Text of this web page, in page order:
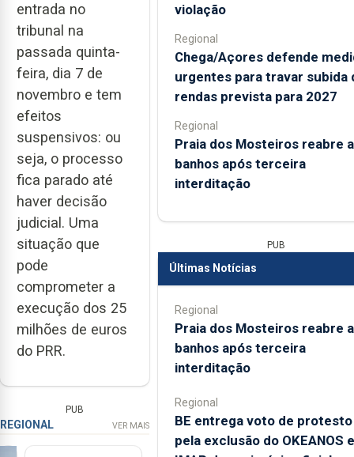
entrada no
tribunal na
passada quinta-
feira, dia 7 de
novembro e tem
efeitos
suspensivos: ou
seja, o processo
fica parado até
haver decisão
judicial. Uma
situação que
pode
comprometer a
execução dos 25
milhões de euros
do PRR.
PUB
REGIONAL VER MAIS
violação
Regional
Chega/Açores defende
urgentes para travar subida
rendas prevista para 2027
Regional
Praia dos Mosteiros reabre a
banhos após terceira
interditação
PUB
Últimas Notícias
Regional
Praia dos Mosteiros reabre a
banhos após terceira
interditação
Regional
BE entrega voto de protesto
pela exclusão do OKEANOS e